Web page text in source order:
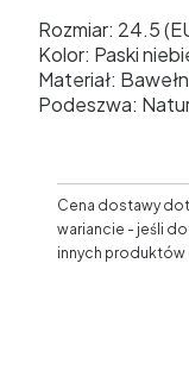
Rozmiar: 24.5
Kolor: Paski
Materiał:
Podeszwa:
Cena dostawy
wariancie - jeśli
innych produktów